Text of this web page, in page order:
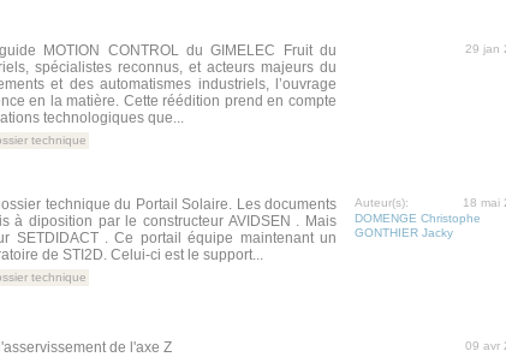
29 jan
MOTION CONTROL du GIMELEC Fruit du
spécialistes reconnus, et acteurs majeurs du
et des automatismes industriels, l’ouvrage
en la matière. Cette réédition prend en compte
technologiques que...
technique
18 mai
Auteur(s):
DOMENGE Christophe
GONTHIER Jacky
technique du Portail Solaire. Les documents
à diposition par le constructeur AVIDSEN . Mais
SETDIDACT . Ce portail équipe maintenant un
de STI2D. Celui-ci est le support...
technique
09 avr
de l'axe Z